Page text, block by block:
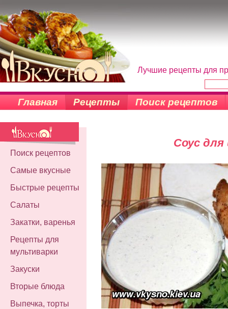
Лучшие рецепты для
Главная Рецепты Поиск рецептов
Поиск рецептов
Самые вкусные
Быстрые рецепты
Салаты
Закатки, варенья
Рецепты для
мультиварки
Закуски
Вторые блюда
Выпечка, торты
Соус